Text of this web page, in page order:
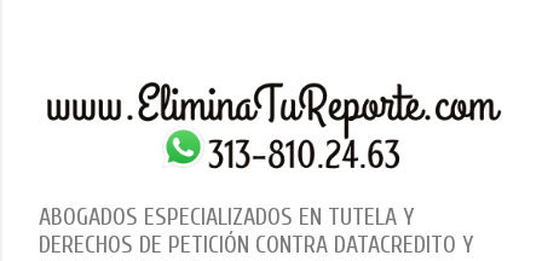
ABOGADOS ESPECIALIZADOS EN TUTELA Y
DERECHOS DE PETICIÓN CONTRA DATACREDITO Y